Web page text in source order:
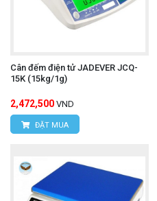
Cân đếm điện tử JADEVER JCQ-
15K (15kg/1g)
2,472,500 VND
ĐẶT MUA